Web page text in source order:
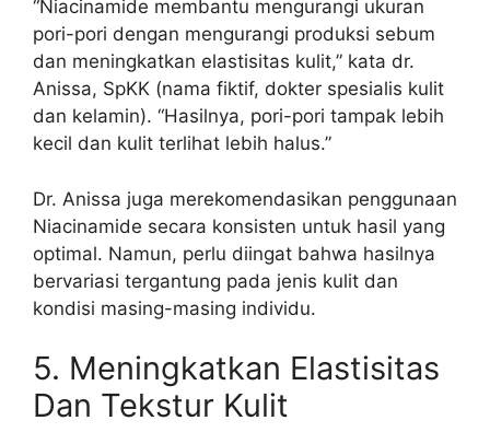
“Niacinamide membantu mengurangi ukuran
pori-pori dengan mengurangi produksi sebum
dan meningkatkan elastisitas kulit,” kata dr.
Anissa, SpKK (nama fiktif, dokter spesialis kulit
dan kelamin). “Hasilnya, pori-pori tampak lebih
kecil dan kulit terlihat lebih halus.”
Dr. Anissa juga merekomendasikan penggunaan
Niacinamide secara konsisten untuk hasil yang
optimal. Namun, perlu diingat bahwa hasilnya
bervariasi tergantung pada jenis kulit dan
kondisi masing-masing individu.
5. Meningkatkan Elastisitas
Dan Tekstur Kulit